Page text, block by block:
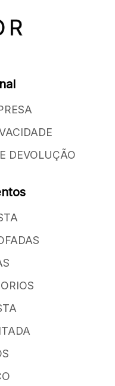
DEVOLUÇÃO